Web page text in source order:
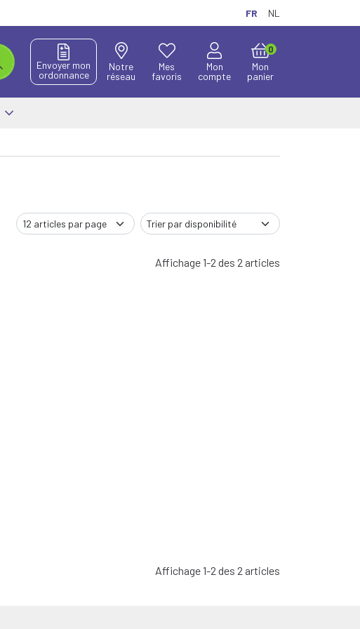
FR NL
Notre
réseau
Envoyer mon
ordonnance
Mes
favoris
Mon
compte
Mon
panier
0
Affichage 1-2 des 2 articles
Affichage 1-2 des 2 articles